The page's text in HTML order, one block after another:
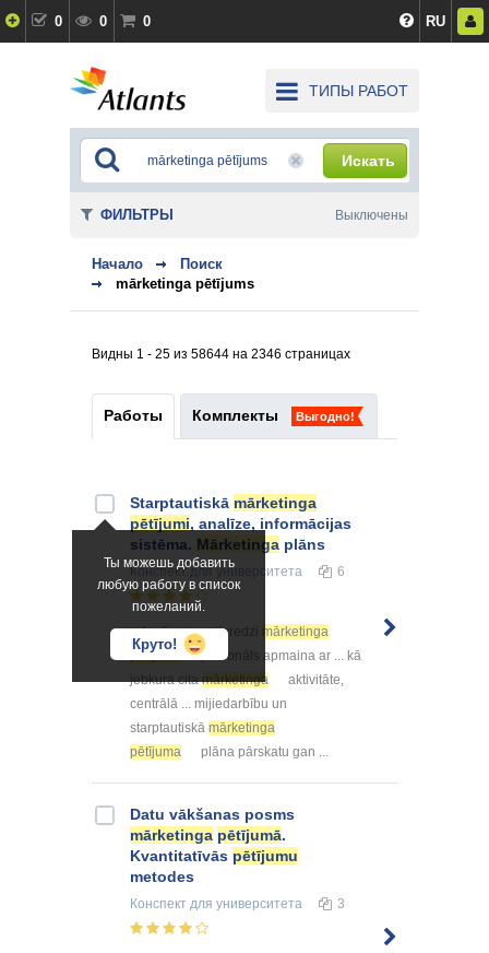
0 0 0 RU
ТИПЫ РАБОТ
Искать
Начало
Поиск
mārketinga pētījums
Видны 1 - 25 из 58644 на 2346 страницах
Работы Комплекты Выгодно!
Ты можешь добавить
любую работу в список
пожеланий.
Круто!
Starptautiskā mārketinga
pētījumi, analīze, informācijas
sistēma. Mārketinga plāns
Конспектдля университета 6
... kurās savu pieredzi mārketinga
pētījumu
personāls apmaina ar ... kā
jebkura citamārketinga
aktivitāte,
centrālā ... mijiedarbību un
starptautiskā mārketinga
pētījuma
plāna pārskatu gan ...
Datu vākšanas posms
mārketinga pētījumā.
Kvantitatīvās pētījumu
metodes
Конспект для университета 3
ФИЛЬТРЫ Выключены